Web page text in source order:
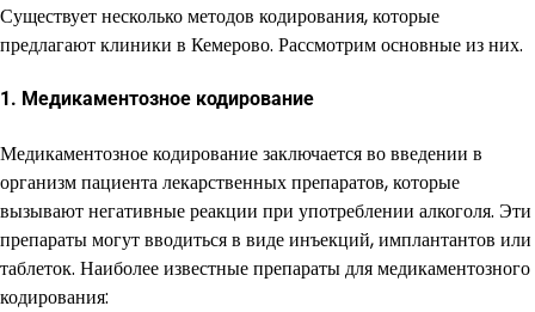
Существует несколько методов кодирования, которые
предлагают клиники в Кемерово. Рассмотрим основные из них.
1. Медикаментозное кодирование
Медикаментозное кодирование заключается во введении в
организм пациента лекарственных препаратов, которые
вызывают негативные реакции при употреблении алкоголя. Эти
препараты могут вводиться в виде инъекций, имплантантов или
таблеток. Наиболее известные препараты для медикаментозного
кодирования: